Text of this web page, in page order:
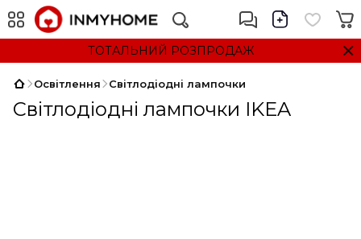
ТОТАЛЬНИЙ РОЗПРОДАЖ
Освітлення Світлодіодні лампочки
Світлодіодні лампочки IKEA